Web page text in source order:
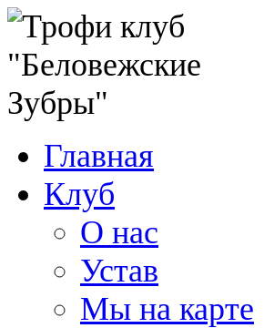
Главная
Клуб
О нас
Устав
Мы на карте